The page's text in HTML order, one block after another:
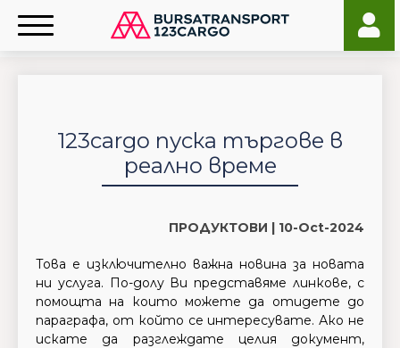
123cargo пуска търгове в
реално време
ПРОДУКТОВИ | 10-Oct-2024
Това е изключително важна новина за новата
ни услуга. По-долу Ви представяме линкове, с
помощта на които можете да отидете до
параграфа, от който се интересувате. Ако не
искате да разглеждате целия документ,